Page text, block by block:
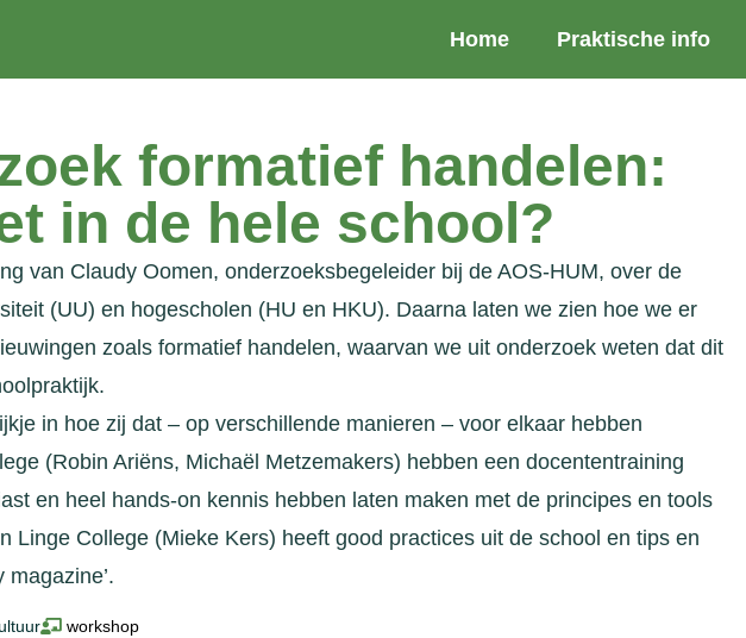
Home Praktische info
formatief handelen:
in de hele school?
van Claudy Oomen, onderzoeksbegeleider bij de AOS-HUM, over de
(UU) en hogescholen (HU en HKU). Daarna laten we zien hoe we er
zoals formatief handelen, waarvan we uit onderzoek weten dat dit
in hoe zij dat – op verschillende manieren – voor elkaar hebben
(Robin Ariëns, Michaël Metzemakers) hebben een docententraining
en heel hands-on kennis hebben laten maken met de principes en tools
Linge College (Mieke Kers) heeft good practices uit de school en tips en
workshop